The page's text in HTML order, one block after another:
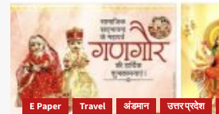
E Paper Travel अंडमान उत्तर प्रदेश